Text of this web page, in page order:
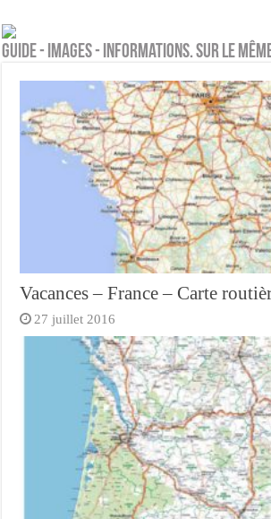
Guide - Images - Informations. Sur le
Vacances – France – Carte
27 juillet 2016